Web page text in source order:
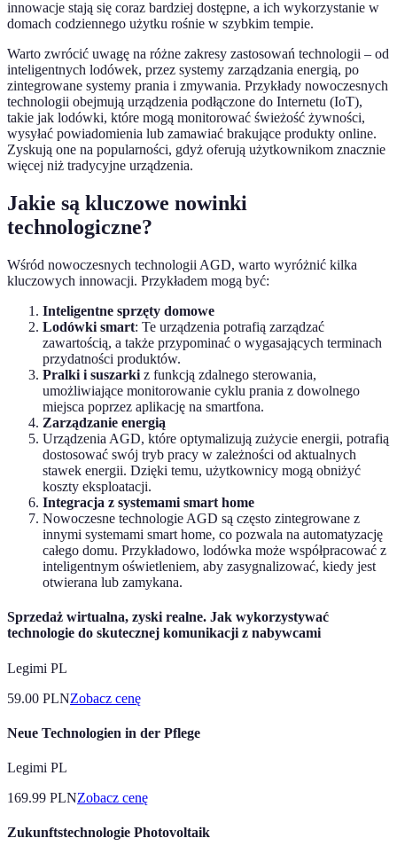
innowacje stają się coraz bardziej dostępne, a ich wykorzystanie w
domach codziennego użytku rośnie w szybkim tempie.
Warto zwrócić uwagę na różne zakresy zastosowań technologii – od
inteligentnych lodówek, przez systemy zarządzania energią, po
zintegrowane systemy prania i zmywania. Przykłady nowoczesnych
technologii obejmują urządzenia podłączone do Internetu (IoT),
takie jak lodówki, które mogą monitorować świeżość żywności,
wysyłać powiadomienia lub zamawiać brakujące produkty online.
Zyskują one na popularności, gdyż oferują użytkownikom znacznie
więcej niż tradycyjne urządzenia.
Jakie są kluczowe nowinki
technologiczne?
Wśród nowoczesnych technologii AGD, warto wyróżnić kilka
kluczowych innowacji. Przykładem mogą być:
Inteligentne sprzęty domowe
Lodówki smart: Te urządzenia potrafią zarządzać
zawartością, a także przypominać o wygasających terminach
przydatności produktów.
Pralki i suszarki z funkcją zdalnego sterowania,
umożliwiające monitorowanie cyklu prania z dowolnego
miejsca poprzez aplikację na smartfona.
Zarządzanie energią
Urządzenia AGD, które optymalizują zużycie energii, potrafią
dostosować swój tryb pracy w zależności od aktualnych
stawek energii. Dzięki temu, użytkownicy mogą obniżyć
koszty eksploatacji.
Integracja z systemami smart home
Nowoczesne technologie AGD są często zintegrowane z
innymi systemami smart home, co pozwala na automatyzację
całego domu. Przykładowo, lodówka może współpracować z
inteligentnym oświetleniem, aby zasygnalizować, kiedy jest
otwierana lub zamykana.
Sprzedaż wirtualna, zyski realne. Jak wykorzystywać
technologie do skutecznej komunikacji z nabywcami
Legimi PL
59.00 PLNZobacz cenę
Neue Technologien in der Pflege
Legimi PL
169.99 PLNZobacz cenę
Zukunftstechnologie Photovoltaik